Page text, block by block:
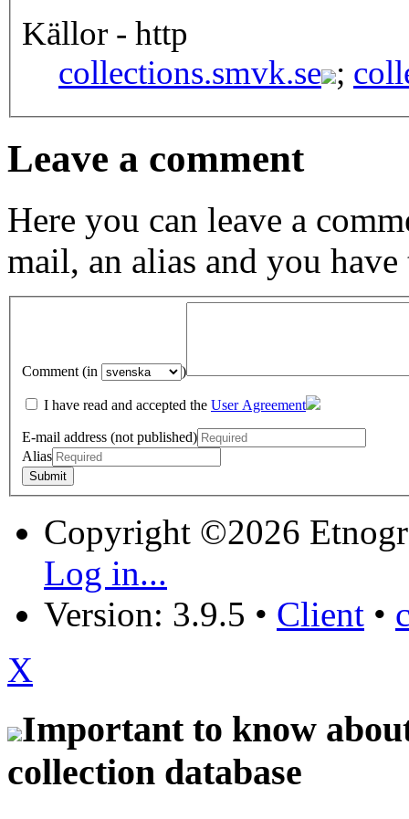
Källor - http
collections.smvk.se ;
Leave a comment
Here you can leave a
mail, an alias and you have
Comment (in )
I have read and accepted the User Agreement
E-mail address (not published)
Alias
Copyright ©2026
Log in...
Version: 3.9.5 • Client •
X
Important to know
collection database